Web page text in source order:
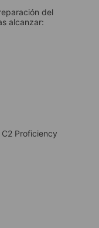
del
alcanzar:
Proficiency